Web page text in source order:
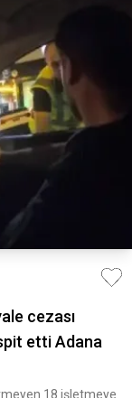
cezası
etti Adana
18 işletmeye